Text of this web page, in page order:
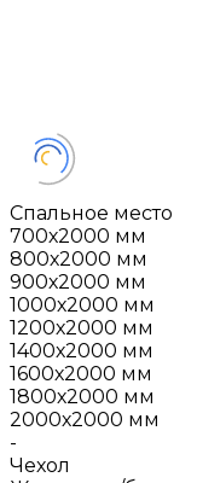
Спальное место
700х2000 мм
800х2000 мм
900х2000 мм
1000х2000 мм
1200х2000 мм
1400х2000 мм
1600х2000 мм
1800х2000 мм
2000х2000 мм
-
Чехол